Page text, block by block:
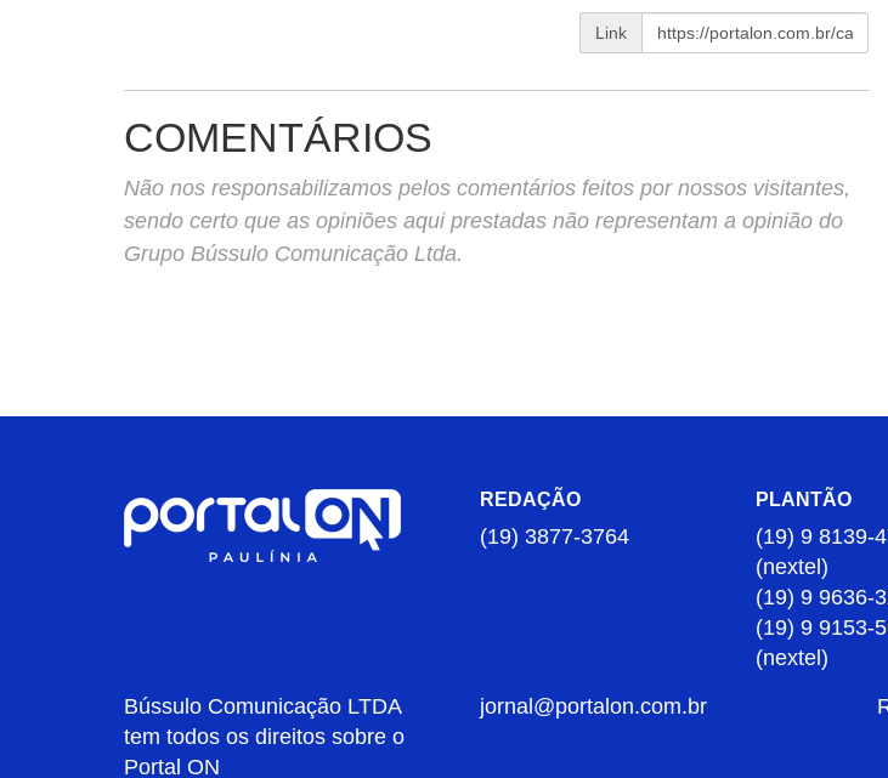
Link
COMENTÁRIOS
Não nos responsabilizamos pelos comentários feitos por nossos visitantes,
sendo certo que as opiniões aqui prestadas não representam a opinião do
Grupo Bússulo Comunicação Ltda.
REDAÇÃO
(19) 3877-3764
PLANTÃO
(19) 9 8139-
(nextel)
(19) 9 9636-
(19) 9 9153-
(nextel)
Bússulo Comunicação LTDA
tem todos os direitos sobre o
Portal ON
jornal@portalon.com.br